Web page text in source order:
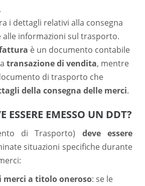
i dettagli relativi alla consegna
alle informazioni sul trasporto.
è un documento contabile
transazione di vendita, mentre
di trasporto che
della consegna delle merci.
ESSERE EMESSO UN DDT?
di Trasporto) deve essere
situazioni specifiche durante
merci a titolo oneroso: se le